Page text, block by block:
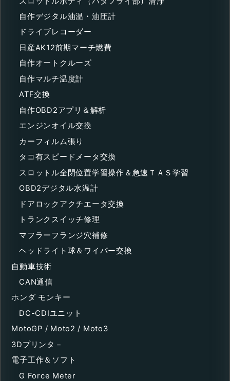
自作デジタル油温・油圧計
ドライブレコーダー
日産AK12前期マーチ燃費
自作オートクルーズ
自作マルチ温度計
ATF交換
自作OBD2アプリ＆解析
エンジンオイル交換
カーフィルム張り
タコ有スピードメータ交換
スロットル全閉位置学習操作＆急速ＴＡＳ学習
OBD2デジタル水温計
ドアロックアクチエータ交換
トランクスイッチ修理
マフラーフランジ穴補修
ヘッドライト球＆ワイパー交換
自動車技術
CAN通信
ホンダ モンキー
DC-CDIユニット
MotoGP / Moto2 / Moto3
3Dプリンタ－
電子工作＆ソフト
G Force Meter